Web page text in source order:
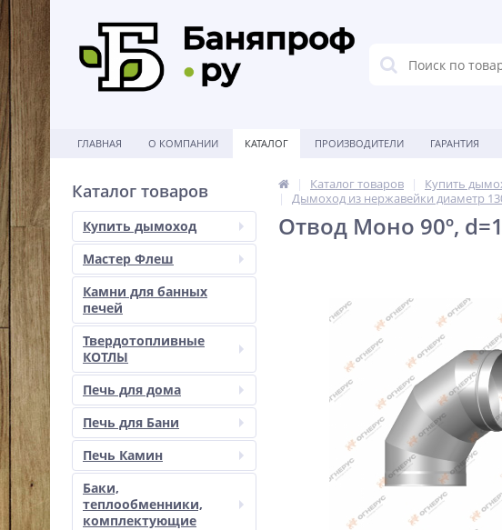
ГЛАВНАЯ О КОМПАНИИ КАТАЛОГ ПРОИЗВОДИТЕЛИ ГАРАНТИЯ
Каталог товаров
Купить дымоход
Мастер Флеш
Камни для банных
печей
Твердотопливные
КОТЛЫ
Печь для дома
Печь для Бани
Печь Камин
Баки,
теплообменники,
комплектующие
Каталог товаров Купить
Дымоход из нержавейки диаметр
Отвод Моно 90º,